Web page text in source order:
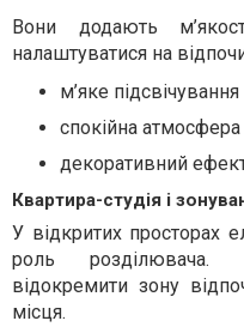
Вони додають
налаштуватися на
м’яке підсвічування
спокійна атмосфера
декоративний
Квартира-студія і
У відкритих просторах
роль розділювача.
відокремити зону
місця.